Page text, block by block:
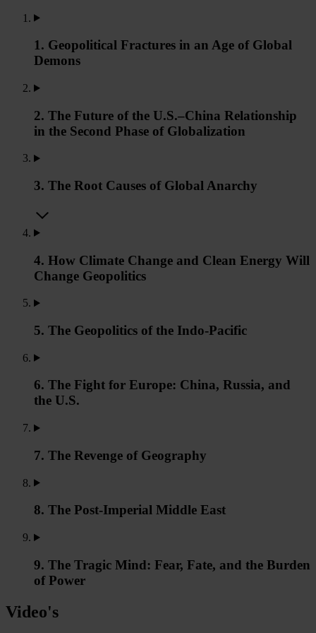
1. Geopolitical Fractures in an Age of Global
Demons
2. The Future of the U.S.–China Relationship
in the Second Phase of Globalization
3. The Root Causes of Global Anarchy
4. How Climate Change and Clean Energy Will
Change Geopolitics
5. The Geopolitics of the Indo-Pacific
6. The Fight for Europe: China, Russia, and
the U.S.
7. The Revenge of Geography
8. The Post-Imperial Middle East
9. The Tragic Mind: Fear, Fate, and the Burden
of Power
Video's